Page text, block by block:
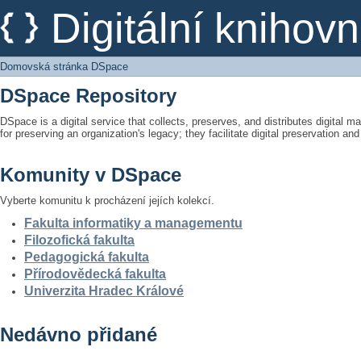
Digitální
Domovská stránka DSpace
Domovská stránka DSpace
DSpace Repository
DSpace is a digital service that collects, preserves, and distributes digital
for preserving an organization's legacy; they facilitate digital preservation
Komunity v DSpace
Vyberte komunitu k procházení jejích kolekcí.
Fakulta informatiky a managementu
Filozofická fakulta
Pedagogická fakulta
Přírodovědecká fakulta
Univerzita Hradec Králové
Nedávno přidané